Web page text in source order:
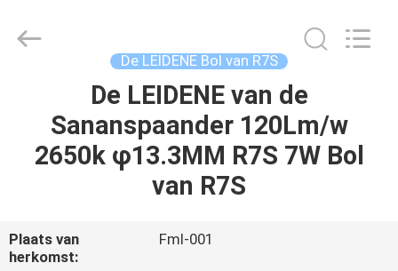
PRODUCTEN
ONS
Technology
De LEIDENE Bol van R7S
De LEIDENE van de
Sananspaander 120Lm/w
2650k φ13.3MM R7S 7W Bol
van R7S
Plaats van
herkomst:
Fml-001